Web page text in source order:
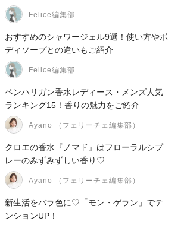
Felice編集部
おすすめのシャワージェル9選！使い方やボ
ディソープとの違いもご紹介
Felice編集部
ペンハリガン香水レディース・メンズ人気
ランキング15！香りの魅力をご紹介
Ayano （フェリーチェ編集部）
クロエの香水『ノマド』はフローラルシプ
レーのみずみずしい香り♡
Ayano （フェリーチェ編集部）
新生活をバラ色に♡「モン・ゲラン」でテ
ンションUP！